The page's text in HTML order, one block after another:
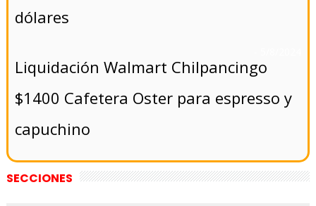
dólares
Liquidación Walmart Chilpancingo
$1400 Cafetera Oster para espresso y
capuchino
SECCIONES